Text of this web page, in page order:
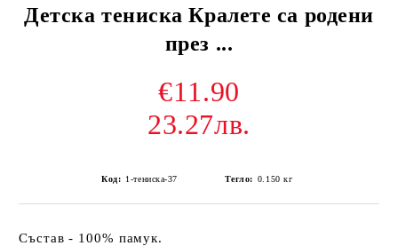
Детска тениска Кралете са родени
през ...
€11.90
23.27лв.
Код: 1-тениска-37 Тегло: 0.150 кг
Състав - 100% памук.